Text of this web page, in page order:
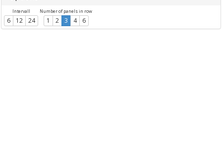
Intervall
6 12 24
Number of panels in row
1 2 3 4 6